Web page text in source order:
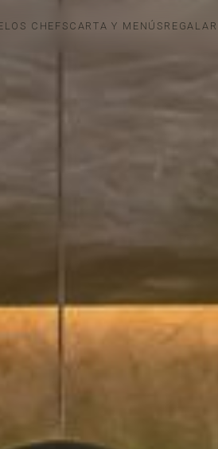
LOS CHEFS CARTA Y MENÚS REGALAR